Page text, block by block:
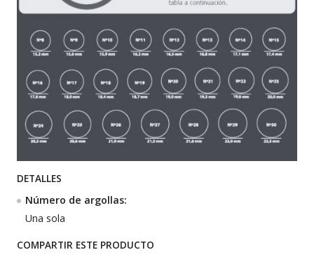
DETALLES
Número de argollas:
Una sola
COMPARTIR ESTE PRODUCTO